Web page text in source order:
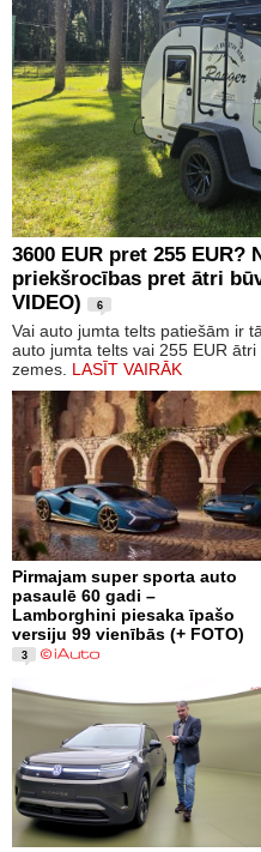
3600 EUR pret 255
priekšrocības pret ātri
VIDEO)
6
Vai auto jumta telts patiešām ir
auto jumta telts vai 255 EUR
zemes. LASĪT VAIRĀK
Pirmajam super sporta auto
pasaulē 60 gadi –
Lamborghini piesaka īpašo
versiju 99 vienībās (+ FOTO)
3